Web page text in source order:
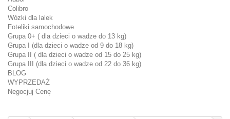
Colibro
Wózki dla lalek
Foteliki samochodowe
Grupa 0+ ( dla dzieci o wadze do 13 kg)
Grupa I (dla dzieci o wadze od 9 do 18 kg)
Grupa II ( dla dzieci o wadze od 15 do 25 kg)
Grupa III (dla dzieci o wadze od 22 do 36 kg)
BLOG
WYPRZEDAŻ
Negocjuj Cenę